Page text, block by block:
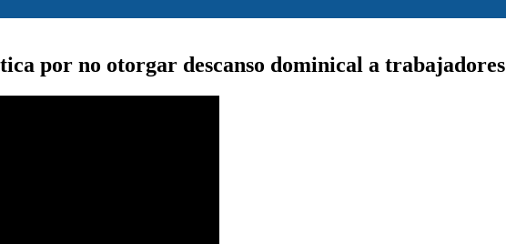
por no otorgar descanso dominical a trabajadores